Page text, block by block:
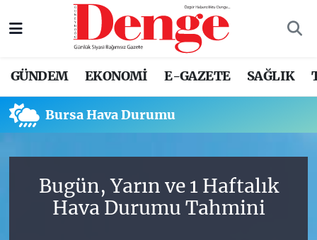
GÜNDEM EKONOMİ E-GAZETE SAĞLIK
Bursa Hava Durumu
Bugün, Yarın ve 1 Haftalık
Hava Durumu Tahmini
Nöbetçi Eczaneler
Trafik Durumu
Süper Lig Puan Durumu ve Fikstür
Tüm Manşetler